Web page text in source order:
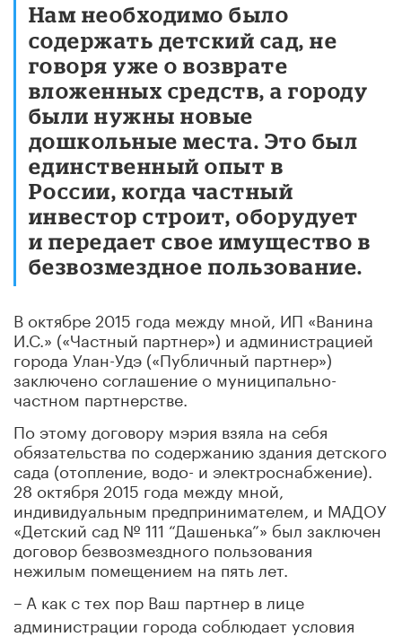
Нам необходимо было
содержать детский сад, не
говоря уже о возврате
вложенных средств, а городу
были нужны новые
дошкольные места. Это был
единственный опыт в
России, когда частный
инвестор строит, оборудует
и передает свое имущество в
безвозмездное пользование.
В октябре 2015 года между мной, ИП «Ванина
И.С.» («Частный партнер») и администрацией
города Улан-Удэ («Публичный партнер»)
заключено соглашение о муниципально-
частном партнерстве.
По этому договору мэрия взяла на себя
обязательства по содержанию здания детского
сада (отопление, водо- и электроснабжение).
28 октября 2015 года между мной,
индивидуальным предпринимателем, и МАДОУ
«Детский сад № 111 “Дашенька”» был заключен
договор безвозмездного пользования
нежилым помещением на пять лет.
– А как с тех пор Ваш партнер в лице
администрации города соблюдает условия